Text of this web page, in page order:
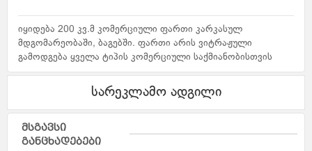
იყიდება 200 კვ.მ კომერციული ფართი კარკასულ
მდგომარეობაში, ბაგებში. ფართი არის ვიტრაჟული
გამოდგება ყველა ტიპის კომერციული საქმიანობისთვის
სარეკლამო ადგილი
მსგავსი
განცხადებები